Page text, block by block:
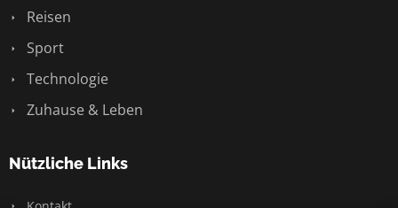
Reisen
Sport
Technologie
Zuhause & Leben
Nützliche Links